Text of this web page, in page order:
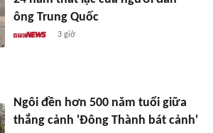
ông Trung Quốc
3 giờ
Ngôi đền hơn 500 năm tuổi giữa
thắng cảnh 'Đông Thành bát cảnh'